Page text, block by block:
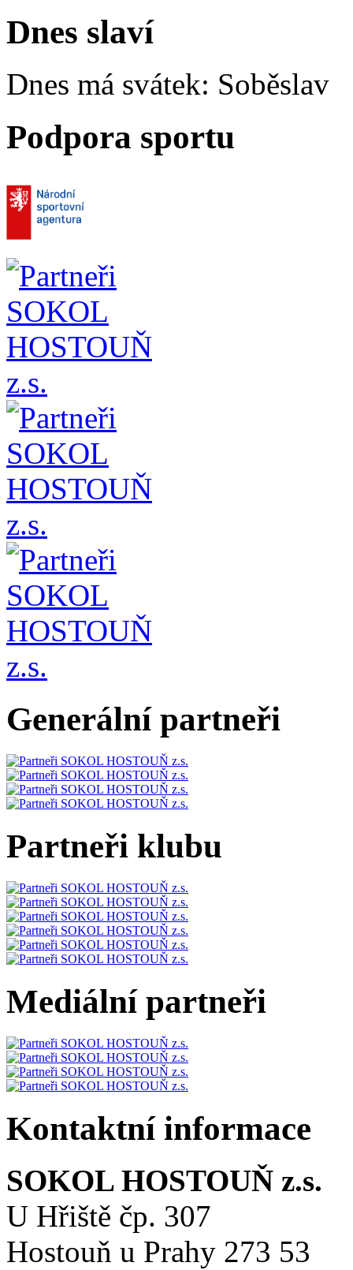
Dnes slaví
Dnes má svátek: Soběslav
Podpora sportu
Generální partneři
Partneři klubu
Mediální partneři
Kontaktní informace
SOKOL HOSTOUŇ z.s.
U Hřiště čp. 307
Hostouň u Prahy 273 53